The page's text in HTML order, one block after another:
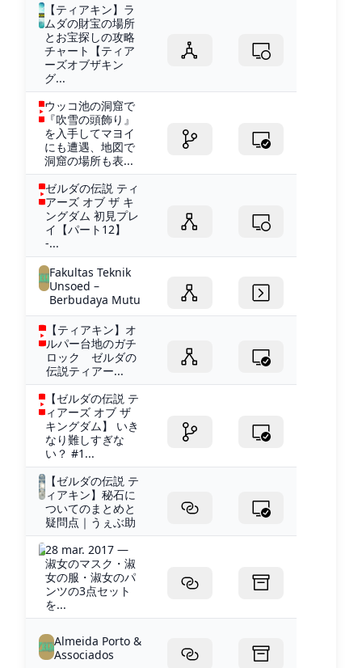
【ティアキン】ラ
ムダの財宝の場所
とお宝探しの攻略
チャート【ティア
ーズオブザキン
グ...
ウッコ池の洞窟で
『吹雪の頭飾り』
を入手してマヨイ
にも遭遇、地図で
洞窟の場所も表...
ゼルダの伝説 ティ
アーズ オブ ザ キ
ングダム 初見プレ
イ【パート12】
-...
Fakultas Teknik
Unsoed –
Berbudaya Mutu
【ティアキン】オ
ルパー台地のガチ
ロック ゼルダの
伝説ティアー...
【ゼルダの伝説 テ
ィアーズ オブ ザ
キングダム】 いき
なり難しすぎな
い？ #1...
【ゼルダの伝説 テ
ィアキン】秘石に
ついてのまとめと
疑問点｜うぇぶ助
28 mar. 2017 —
淑女のマスク・淑
女の服・淑女のパ
ンツの3点セット
を...
Almeida Porto &
Associados